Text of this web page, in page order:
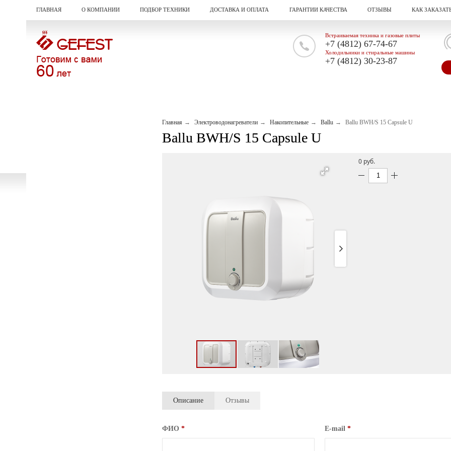
Встраиваемая техника и газовые плиты
+7 (4812) 67-74-67
Холодильники и стиральные машины
+7 (4812) 30-23-87
ГЛАВНАЯ О КОМПАНИИ ПОДБОР ТЕХНИКИ ДОСТАВКА И ОПЛАТА ГАРАНТИИ КАЧЕСТВА ОТЗЫВЫ КАК
Главная Электроводонагреватели Накопительные Ballu Ballu BWH/S 15 Capsule U
Ballu BWH/S 15 Capsule U
0 pуб.
Описание Отзывы
ФИО * E-mail*